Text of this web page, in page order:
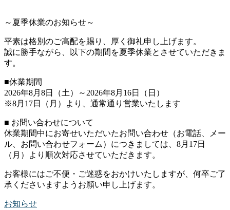
～夏季休業のお知らせ～
平素は格別のご高配を賜り、厚く御礼申し上げます。
誠に勝手ながら、以下の期間を夏季休業とさせていただきま
す。
■休業期間
2026年8月8日（土）～2026年8月16日（日）
※8月17日（月）より、通常通り営業いたします
■ お問い合わせについて
休業期間中にお寄せいただいたお問い合わせ（お電話、メー
ル、お問い合わせフォーム）につきましては、8月17日
（月）より順次対応させていただきます。
お客様にはご不便・ご迷惑をおかけいたしますが、何卒ご了
承くださいますようお願い申し上げます。
お知らせ